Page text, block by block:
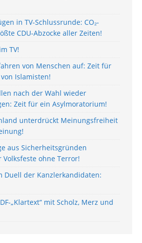
in TV-Schlussrunde: CO₂-
CDU-Abzocke aller Zeiten!
TV!
von Menschen auf: Zeit für
Islamisten!
nach der Wahl wieder
Zeit für ein Asylmoratorium!
unterdrückt Meinungsfreiheit
aus Sicherheitsgründen
ohne Terror!
Duell der Kanzlerkandidaten:
„Klartext“ mit Scholz, Merz und